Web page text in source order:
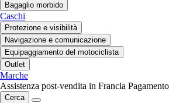
Bagaglio morbido
Caschi
Protezione e visibilità
Navigazione e comunicazione
Equipaggiamento del motociclista
Outlet
Marche
Assistenza post-vendita in Francia
Cerca